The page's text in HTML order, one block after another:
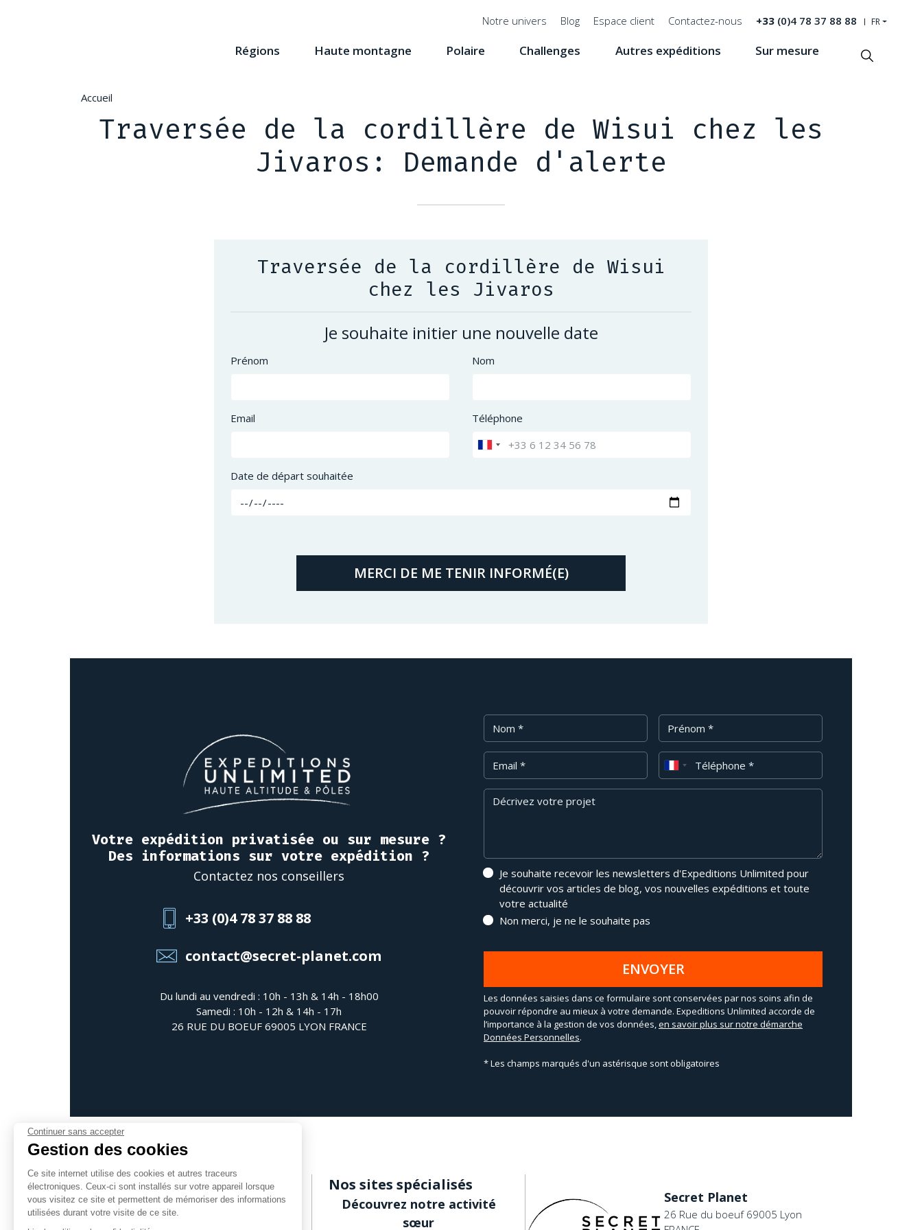
Menu
Notre univers Blog Espace client Contactez-nous +33(0)4 78 37 88 88 FR
Régions Haute montagne Polaire Challenges Autres expéditions Sur mesure
Accueil
Traversée de la cordillère de Wisui chez les
Jivaros: Demande d'alerte
Traversée de la cordillère de Wisui
chez les Jivaros
Je souhaite initier une nouvelle date
Prénom Nom
Email Téléphone
Date de départ souhaitée
MERCI DE ME TENIR INFORMÉ(E)
Votre expédition privatisée ou sur mesure ?
Des informations sur votre expédition ?
Contactez nos conseillers
+33 (0)4 78 37 88 88
contact@secret-planet.com
Du lundi au vendredi : 10h - 13h & 14h - 18h00
Samedi : 10h - 12h & 14h - 17h
26 RUE DU BOEUF 69005 LYON FRANCE
Prénom
Téléphone
Message
Je souhaite recevoir les newsletters d'Expeditions Unlimited pour
découvrir vos articles de blog, vos nouvelles expéditions et toute
votre actualité
Non merci, je ne le souhaite pas
ENVOYER
Les données saisies dans ce formulaire sont conservées par nos soins afin de
pouvoir répondre au mieux à votre demande. Expeditions Unlimited accorde de
l’importance à la gestion de vos données,en savoir plus sur notre démarche
Données Personnelles.
* Les champs marqués d'un astérisque sont obligatoires
Suivez-nous
Nos sites spécialisés
Découvrez notre activité
sœur
Secret Planet
26 Rue du boeuf 69005 Lyon
Continuer sans accepter
Gestion des cookies
Ce site internet utilise des cookies et autres traceurs
électroniques. Ceux-ci sont installés sur votre appareil lorsque
vous visitez ce site et permettent de mémoriser des informations
utilisées durant votre visite de ce site.